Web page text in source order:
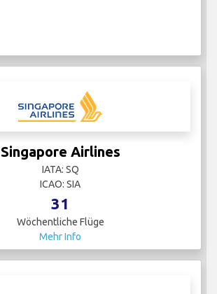
Singapore Airlines
IATA: SQ
ICAO: SIA
31
Wöchentliche Flüge
Mehr Info